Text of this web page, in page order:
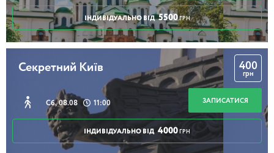
ІНДИВІДУАЛЬНО ВІД 5500 ГРН
Секретний Київ
Сб, 08.08 11:00
400
грн
ЗАПИСАТИСЯ
ІНДИВІДУАЛЬНО ВІД 4000 ГРН